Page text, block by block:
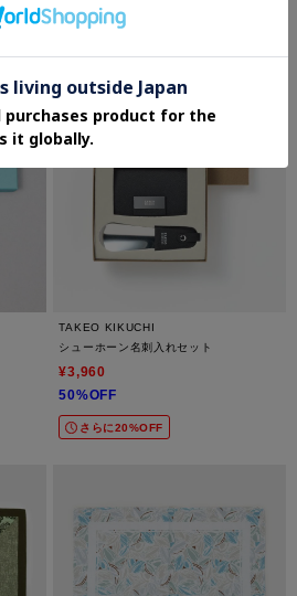
TAKEO KIKUCHI
シューホーン名刺入れセット
¥3,960
50%OFF
さらに20%OFF